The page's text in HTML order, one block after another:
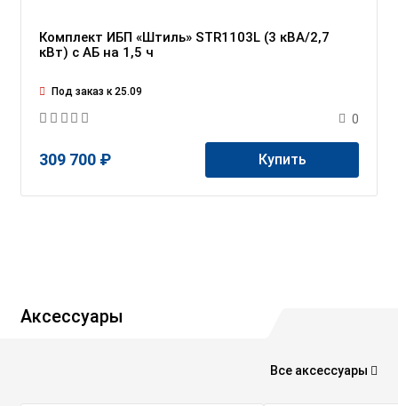
Комплект ИБП «Штиль» STR1103L (3 кВА/2,7
кВт) c АБ на 1,5 ч
Под заказ к 25.09
0
309 700 ₽ Купить
Аксессуары
Все аксессуары